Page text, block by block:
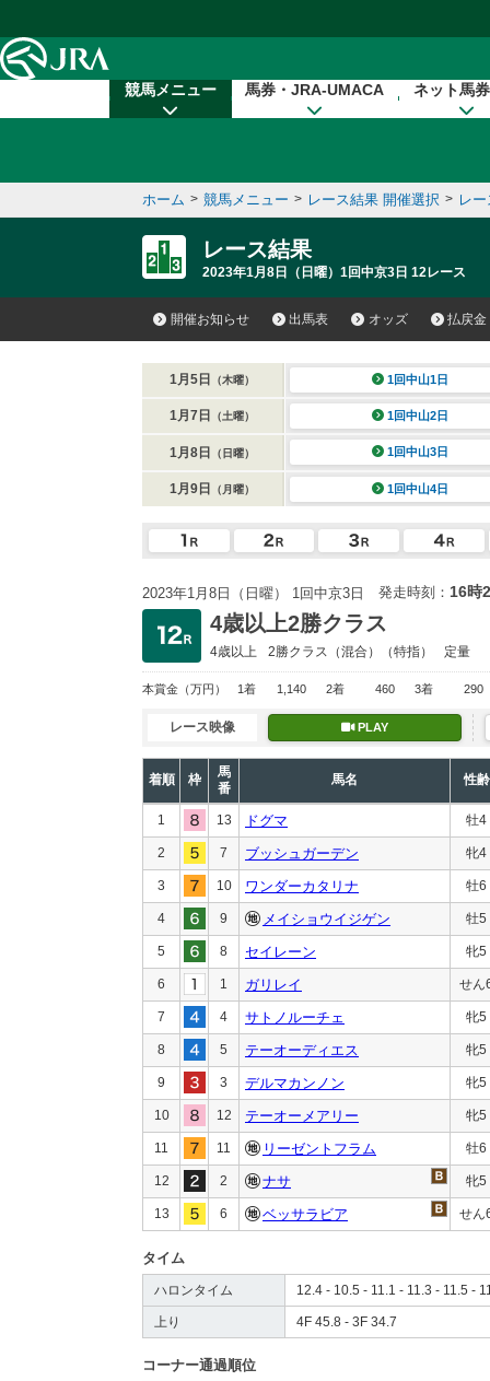
競馬メニュー 馬券・JRA-UMACA ネット馬
ホーム > 競馬メニュー > レース結果 開催選択 > レ
レース結果
2023年1月8日（日曜）1回中京3日 12レース
開催お知らせ 出馬表 オッズ 払戻金
1月5日 （木曜） 1回中山1日
1月7日 （土曜） 1回中山2日
1月8日 （日曜） 1回中山3日
1月9日 （月曜） 1回中山4日
2023年1月8日（日曜） 1回中京3日 発走時刻： 16時
4歳以上2勝クラス
4歳以上 2勝クラス （混合）（特指） 定量
本賞金 （万円） 1着 1,140 2着 460 3着 290
レース映像 PLAY
着順 枠
馬
番
馬名 性齢
1 13 ドグマ 牡4
2 7 ブッシュガーデン 牝4
3 10 ワンダーカタリナ 牡6
4 9 メイショウイジゲン 牡5
5 8 セイレーン 牝5
6 1 ガリレイ せん
7 4 サトノルーチェ 牝5
8 5 テーオーディエス 牝5
9 3 デルマカンノン 牝5
10 12 テーオーメアリー 牝5
11 11 リーゼントフラム 牡6
12 2 ナサ 牝5
13 6 ベッサラビア せん
タイム
ハロンタイム 12.4 - 10.5 - 11.1 - 11.3 - 11.5 -
上り 4F 45.8 - 3F 34.7
コーナー通過順位